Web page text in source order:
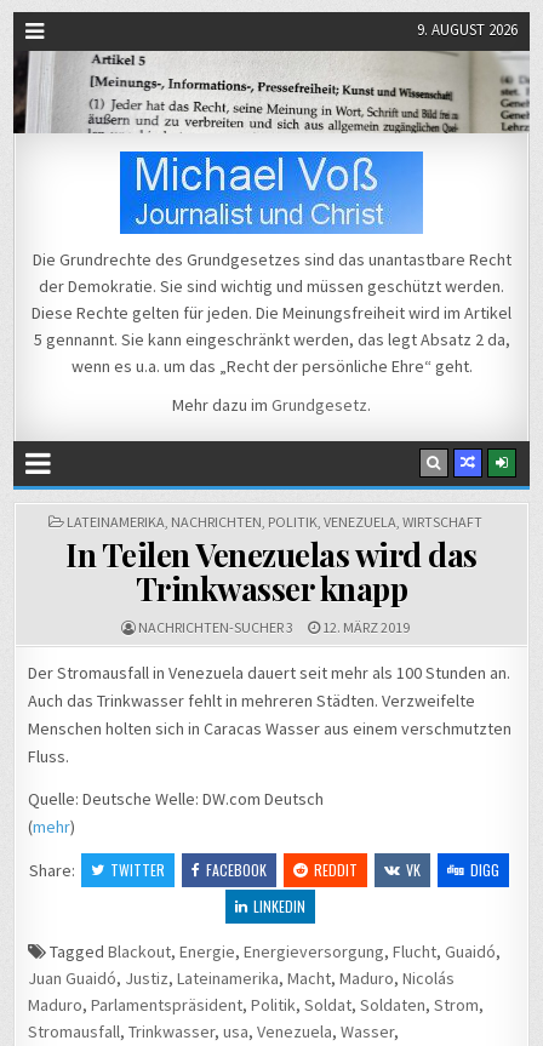
9. AUGUST 2026
Michael Voß
Die Grundrechte des Grundgesetzes sind das unantastbare Recht
der Demokratie. Sie sind wichtig und müssen geschützt werden.
Diese Rechte gelten für jeden. Die Meinungsfreiheit wird im Artikel
5 gennannt. Sie kann eingeschränkt werden, das legt Absatz 2 da,
wenn es u.a. um das „Recht der persönliche Ehre“ geht.
Mehr dazu im Grundgesetz.
POSTED
LATEINAMERIKA, NACHRICHTEN, POLITIK, VENEZUELA, WIRTSCHAFT
In Teilen Venezuelas wird das
Trinkwasser knapp
NACHRICHTEN-SUCHER 3 12. MÄRZ 2019
Der Stromausfall in Venezuela dauert seit mehr als 100 Stunden an.
Auch das Trinkwasser fehlt in mehreren Städten. Verzweifelte
Menschen holten sich in Caracas Wasser aus einem verschmutzten
Fluss.
Quelle: Deutsche Welle: DW.com Deutsch
(mehr)
Share:
TWITTER FACEBOOK REDDIT VK
DIGG
LINKEDIN
TaggedBlackout,Energie,Energieversorgung,Flucht,Guaidó,
Juan Guaidó, Justiz,Lateinamerika,Macht,Maduro,Nicolás
Maduro,Parlamentspräsident,Politik,Soldat,Soldaten,Strom,
Stromausfall,Trinkwasser,usa,Venezuela,Wasser,